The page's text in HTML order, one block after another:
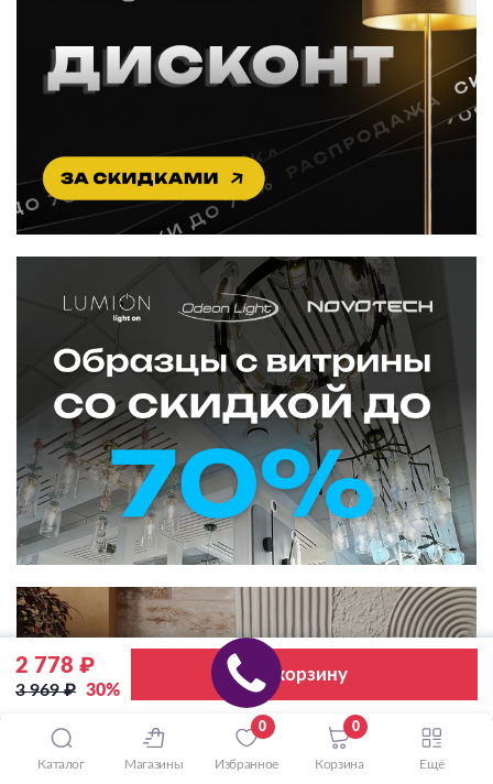
2 778 ₽
3 969 ₽ 30%
В корзину
Каталог Магазины
0
Избранное
0
Корзина Ещё